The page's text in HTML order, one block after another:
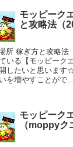
モッピーク
と攻略法（
所 稼ぎ方と攻略法
いる【モッピーク
したいと思います
を増やすことがで...
モッピーク
（moppyク